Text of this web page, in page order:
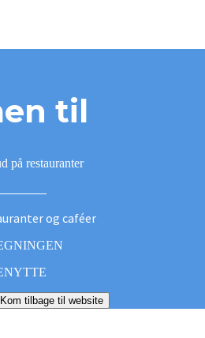
til
på restauranter
og caféer
Kom tilbage til website